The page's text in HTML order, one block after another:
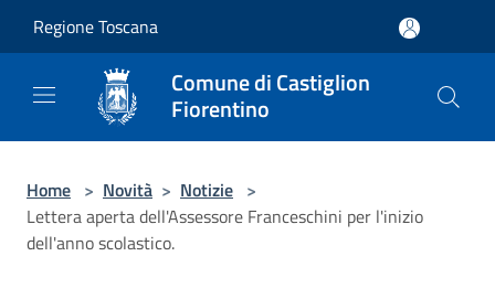
Regione Toscana
Comune di Castiglion
Fiorentino
Home > Novità > Notizie >
Lettera aperta dell'Assessore Franceschini per l'inizio
dell'anno scolastico.